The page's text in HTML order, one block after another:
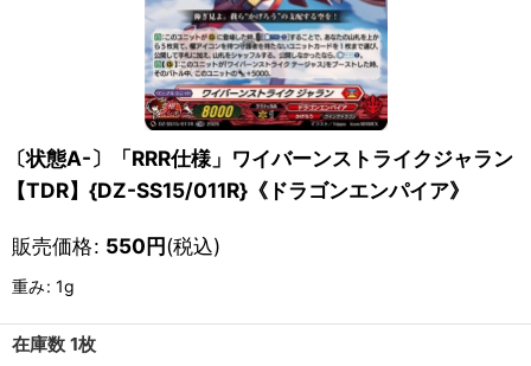
〔状態A-〕「RRR仕様」ワイバーンストライクジャラン
【TDR】{DZ-SS15/011R}《ドラゴンエンパイア》
販売価格: 550円(税込)
重み: 1g
在庫数 1枚